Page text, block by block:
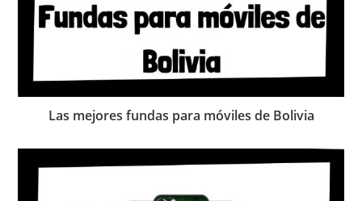
Las mejores fundas para móviles de Bolivia